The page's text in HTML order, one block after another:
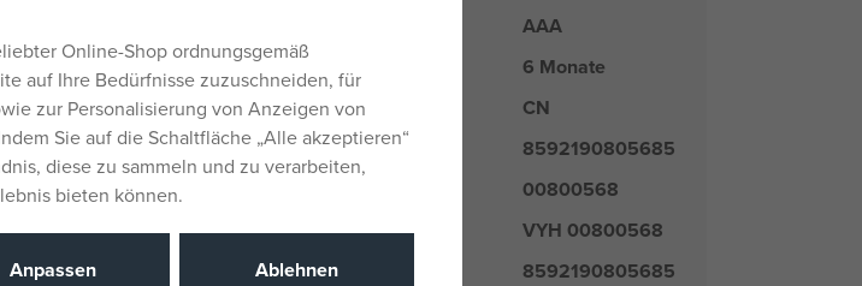
AAA
Alter von 6 Monate
Herkunftsland CN
EANs 8592190805685
00800568
Katalognummer VYH 00800568
EAN 8592190805685
Online-Shop ordnungsgemäß
auf Ihre Bedürfnisse zuzuschneiden, für
zur Personalisierung von Anzeigen von
Sie auf die Schaltfläche „Alle akzeptieren“
diese zu sammeln und zu verarbeiten,
bieten können.
Anpassen Ablehnen